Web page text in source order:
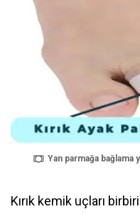
Yan parmağa bağlama
Kırık kemik uçları